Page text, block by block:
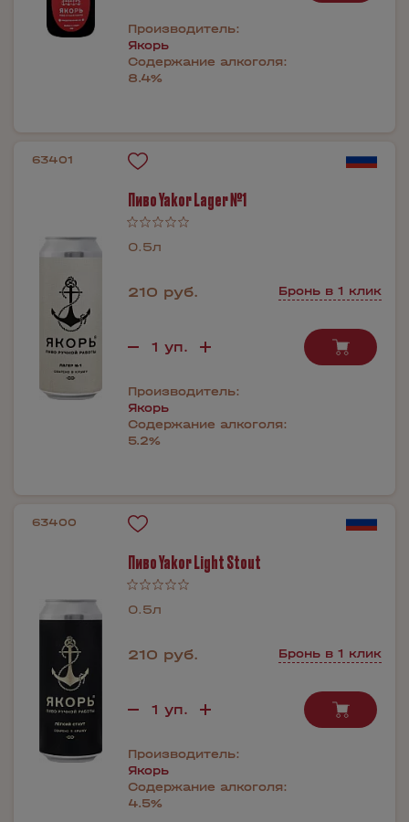
Производитель:
Якорь
Содержание алкоголя:
8.4%
63401
Пиво Yakor Lager №1
0.5л
210 руб. Бронь в 1 клик
Производитель:
Якорь
Содержание алкоголя:
5.2%
63400
Пиво Yakor Light Stout
0.5л
210 руб. Бронь в 1 клик
Производитель:
Якорь
Содержание алкоголя:
4.5%